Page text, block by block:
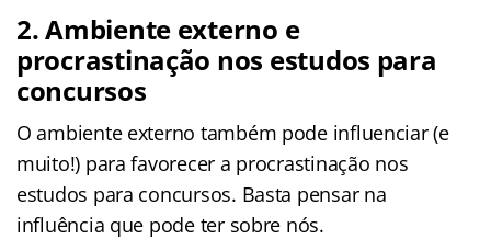
2. Ambiente externo e
procrastinação nos estudos para
concursos
O ambiente externo também pode influenciar (e
muito!) para favorecer a procrastinação nos
estudos para concursos. Basta pensar na
influência que pode ter sobre nós.